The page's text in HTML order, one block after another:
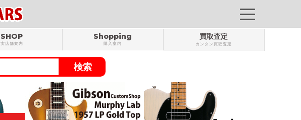
SHOP
実店舗案内
Shopping
購入案内
買取査定
カンタン買取査定